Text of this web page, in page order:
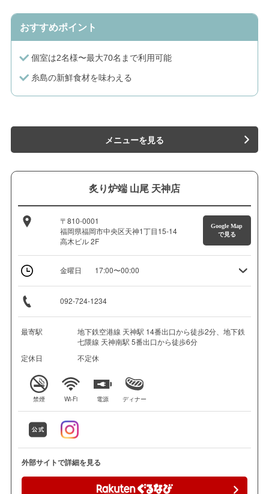
おすすめポイント
個室は2名様〜最大70名まで利用可能
糸島の新鮮食材を味わえる
メニューを見る
炙り炉端 山尾 天神店
〒810-0001
福岡県福岡市中央区天神1丁目15-14
高木ビル 2F
Google Map
で見る
金曜日 17:00〜00:00
092-724-1234
最寄駅
地下鉄空港線 天神駅 14番出口から徒歩2分、地下鉄
七隈線 天神南駅 5番出口から徒歩6分
定休日
不定休
禁煙 Wi-Fi 電源 ディナー
外部サイトで詳細を見る